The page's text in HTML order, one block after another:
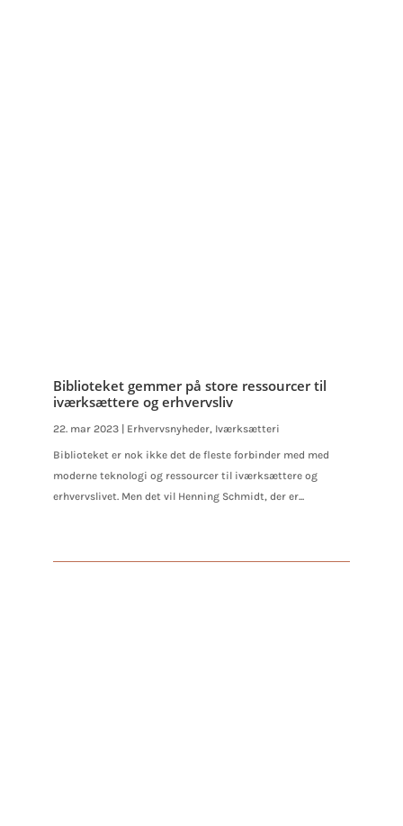
Biblioteket gemmer på store ressourcer til
iværksættere og erhvervsliv
22. mar 2023 Erhvervsnyheder, Iværksætteri
Biblioteket er nok ikke det de fleste forbinder med med
moderne teknologi og ressourcer til iværksættere og
erhvervslivet. Men det vil Henning Schmidt, der er...